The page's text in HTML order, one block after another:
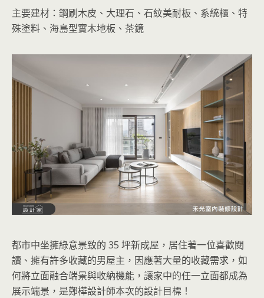
主要建材：鋼刷木皮、大理石、石紋美耐板、系統櫃、特
殊塗料、海島型實木地板、茶鏡
都市中坐擁綠意景致的 35 坪新成屋，居住著一位喜歡閱
讀、擁有許多收藏的男屋主，因應著大量的收藏需求，如
何將立面融合端景與收納機能，讓家中的任一立面都成為
展示端景，是鄭樺設計師本次的設計目標！